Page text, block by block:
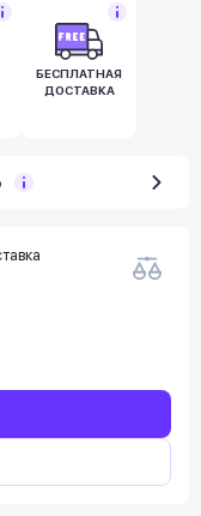
БЕСПЛАТНАЯ
ДОСТАВКА